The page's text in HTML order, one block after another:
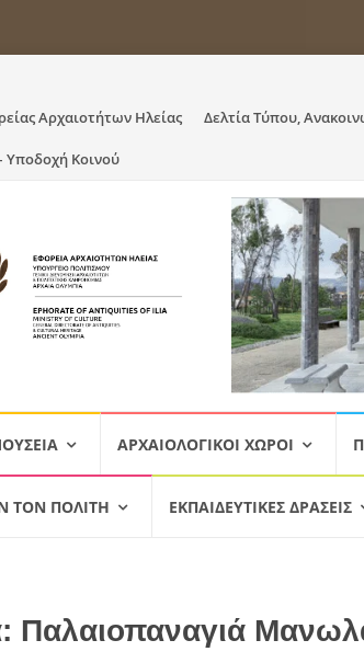
Αρχαιοτήτων Ηλείας Δελτία Τύπου,
Υποδοχή Κοινού
ΑΡΧΑΙΟΛΟΓΙΚΟΊ ΧΏΡΟΙ
ΤΟΝ ΠΟΛΊΤΗ ΕΚΠΑΙΔΕΥΤΙΚΈΣ ΔΡΆΣΕΙΣ
Παλαιοπαναγιά